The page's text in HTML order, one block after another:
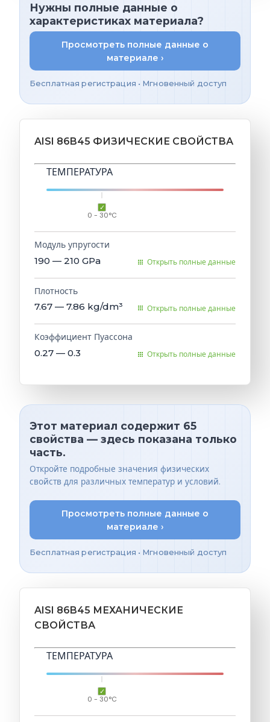
Нужны полные данные о
характеристиках материала?
Просмотреть полные данные о
материале ›
Бесплатная регистрация • Мгновенный доступ
AISI 86B45 ФИЗИЧЕСКИЕ СВОЙСТВА
ТЕМПЕРАТУРА
0 - 30°C
Модуль упругости
190 — 210 GPa Открыть полные данные
Плотность
7.67 — 7.86 kg/dm³ Открыть полные данные
Коэффициент Пуассона
0.27 — 0.3 Открыть полные данные
Этот материал содержит 65
свойства — здесь показана только
часть.
Откройте подробные значения физических
свойств для различных температур и условий.
Просмотреть полные данные о
материале ›
Бесплатная регистрация • Мгновенный доступ
AISI 86B45 МЕХАНИЧЕСКИЕ
СВОЙСТВА
ТЕМПЕРАТУРА
0 - 30°C